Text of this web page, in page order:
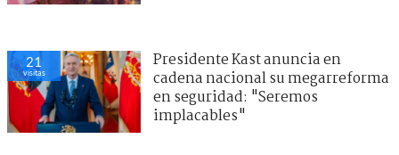
21
visitas
Presidente Kast anuncia en
cadena nacional su megarreforma
en seguridad: "Seremos
implacables"